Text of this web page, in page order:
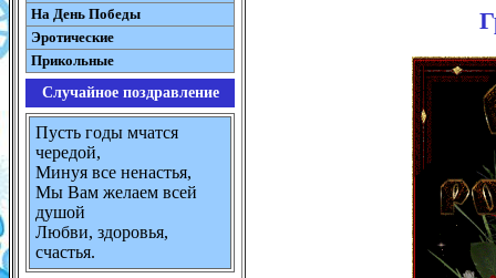
На День Победы
Эротические
Прикольные
Случайное поздравление
Пусть годы мчатся
чередой,
Минуя все ненастья,
Мы Вам желаем всей
душой
Любви, здоровья,
счастья.